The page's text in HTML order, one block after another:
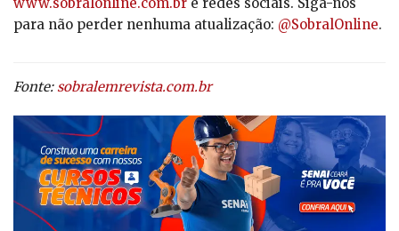
para não perder nenhuma atualização: @SobralOnline.
Fonte: sobralemrevista.com.br